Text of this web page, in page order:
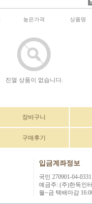
높은가격 상품명
진열 상품이 없습니다.
장바구니
구매후기
입금계좌정보
국민 270901-04-
예금주: (주)한독인
월~금 택배마감